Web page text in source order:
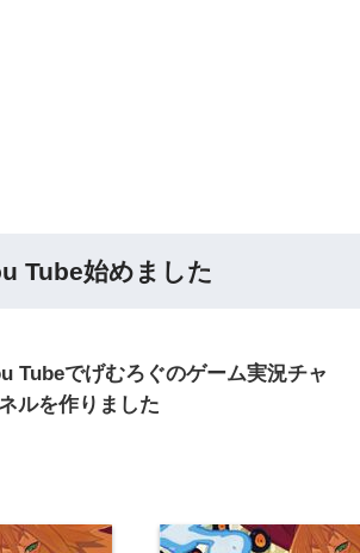
Tube始めました
Tubeでげむろぐのゲーム実況チャ
ルを作りました